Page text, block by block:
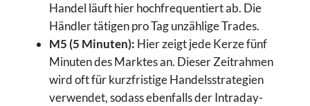
Handel läuft hier hochfrequentiert ab. Die
Händler tätigen pro Tag unzählige Trades.
M5 (5 Minuten): Hier zeigt jede Kerze fünf
Minuten des Marktes an. Dieser Zeitrahmen
wird oft für kurzfristige Handelsstrategien
verwendet, sodass ebenfalls der Intraday-